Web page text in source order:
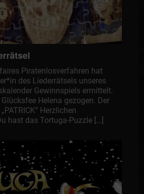
Piratenlosverfahren hat
des Liederrätsels unseres
Gewinnspiels ermittelt.
Helena gezogen. Der
Herzlichen
hast das Tortuga-Puzzle […]